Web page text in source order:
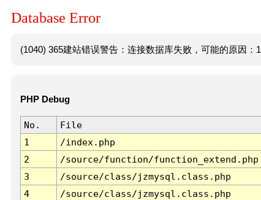
Database Error
(1040) 365建站错误警告：连接数据库失败，可能的原因：
PHP Debug
No. File
1
/index.php
2
/source/function/function_extend.php
3
/source/class/jzmysql.class.php
4
/source/class/jzmysql.class.php